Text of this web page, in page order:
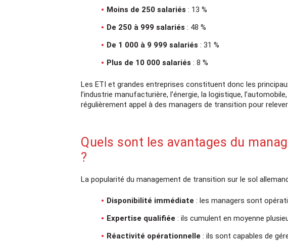
Moins de 250 salariés : 13 %
De 250 à 999 salariés : 48 %
De 1 000 à 9 999 salariés : 31 %
Plus de 10 000 salariés : 8 %
Les ETI et grandes entreprises constituent donc les
l’industrie manufacturière, l’énergie, la logistique,
régulièrement appel à des managers de transition pour
Quels sont les avantages du
?
La popularité du management de transition sur le sol
Disponibilité immédiate : les managers sont
Expertise qualifiée : ils cumulent en moyenne
Réactivité opérationnelle : ils sont capables de